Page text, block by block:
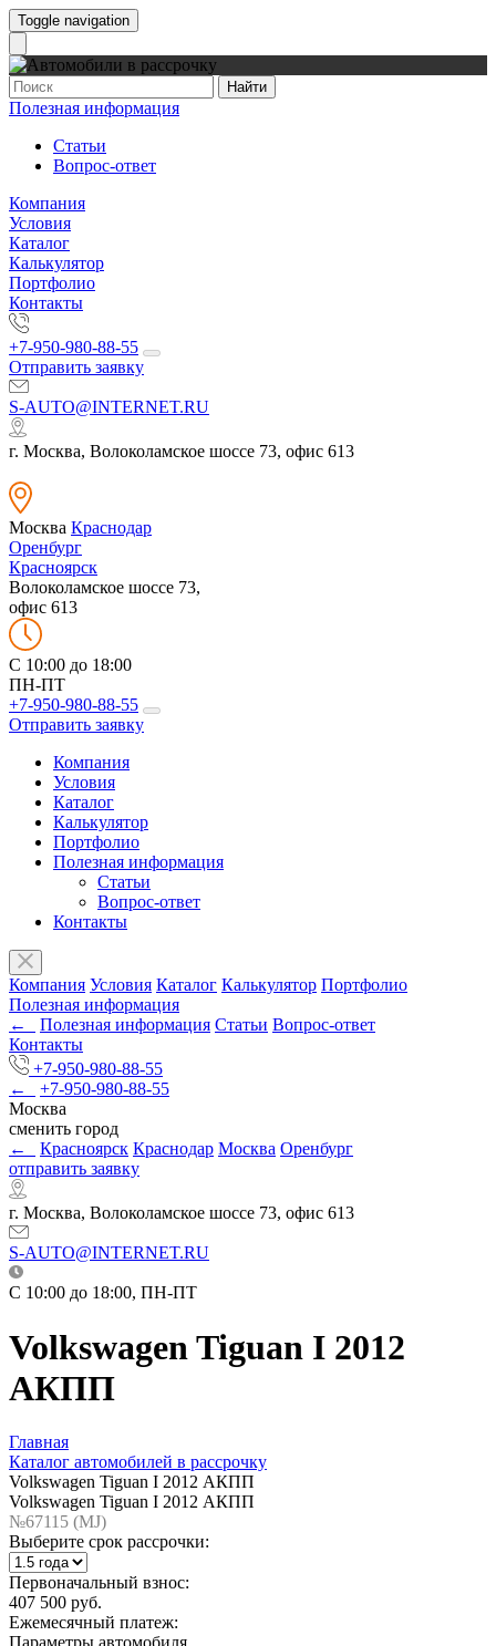
Toggle navigation
Найти
Полезная информация
Статьи
Вопрос-ответ
Компания
Условия
Каталог
Калькулятор
Портфолио
Контакты
+7-950-980-88-55
Отправить заявку
S-AUTO@INTERNET.RU
г. Москва, Волоколамское шоссе 73, офис 613
Москва Краснодар
Оренбург
Красноярск
Волоколамское шоссе 73,
офис 613
C 10:00 до 18:00
ПН-ПТ
+7-950-980-88-55
Отправить заявку
Компания
Условия
Каталог
Калькулятор
Портфолио
Полезная информация
Статьи
Вопрос-ответ
Контакты
Компания Условия Каталог Калькулятор Портфолио
Полезная информация
←
Полезная информация Статьи Вопрос-ответ
Контакты
+7-950-980-88-55
←
+7-950-980-88-55
Москва
сменить город
←
Красноярск Краснодар Москва Оренбург
отправить заявку
г. Москва, Волоколамское шоссе 73, офис 613
S-AUTO@INTERNET.RU
C 10:00 до 18:00, ПН-ПТ
Volkswagen Tiguan I 2012
АКПП
Главная
Каталог автомобилей в рассрочку
Volkswagen Tiguan I 2012 АКПП
Volkswagen Tiguan I 2012 АКПП
№67115 (МJ)
Выберите срок рассрочки:
Первоначальный взнос:
407 500 руб.
Ежемесячный платеж: